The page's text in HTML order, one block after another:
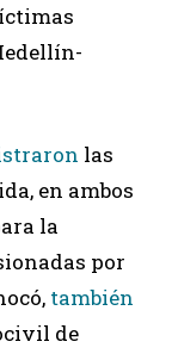
las
en ambos
la
por
también
de